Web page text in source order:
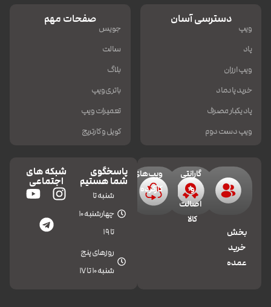
دسترسی آسان
ویپ
پاد
ویپ ارزان
خرید پادماد
پاد یکبار مصرف
ویپ دست دوم
صفحات مهم
جویس
سالت
بلاگ
باتری ویپ
تعمیرات ویپ
کویل و کارتریج
بخش
خرید
عمده
گارانتی
و
اصالت
کالا
ویپ‌های
کارکرده
پاسخگوی
شما هستیم
شنبه تا
چهارشنبه 10
تا 19
روزهای پنج
شنبه 10 تا 17
شبکه های
اجتماعی